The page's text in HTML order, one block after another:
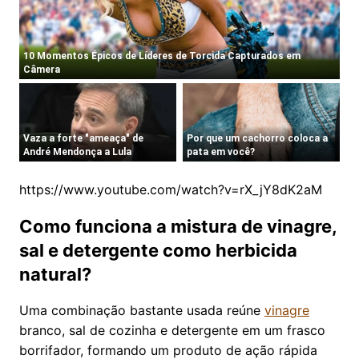
https://www.youtube.com/watch?v=rX_jY8dK2aM
Como funciona a mistura de vinagre,
sal e detergente como herbicida
natural?
Uma combinação bastante usada reúne vinagre
branco, sal de cozinha e detergente em um frasco
borrifador, formando um produto de ação rápida